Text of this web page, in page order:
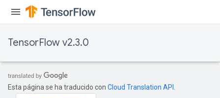
TensorFlow v2.3.0
Esta página se ha traducido con Cloud Translation API